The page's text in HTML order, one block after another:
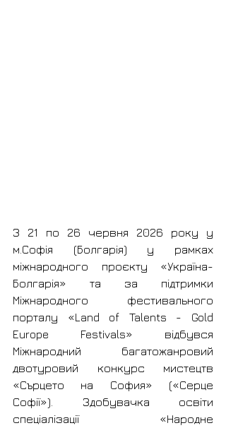
З 21 по 26 червня 2026 року у
м.Софія (Болгарія) у рамках
міжнародного проєкту «Україна-
Болгарія» та за підтримки
Міжнародного фестивального
порталу «Land of Talents - Gold
Europe Festivals» відбувся
Міжнародний багатожанровий
двотуровий конкурс мистецтв
«Сърцето на София» («Серце
Софії»). Здобувачка освіти
спеціалізації «Народне